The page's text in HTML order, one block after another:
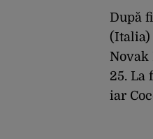
După
(Italia)
Novak
25. La
iar